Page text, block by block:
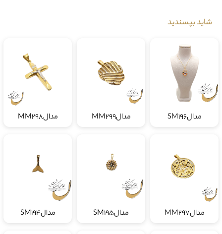
شاید بپسندید
مدالSM196 مدالMM299 مدالMM298
مدالMM297 مدالSM195 مدالSM194